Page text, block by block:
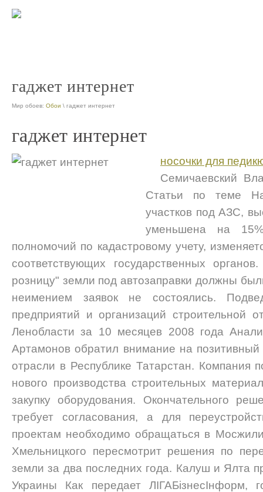
гаджет интернет
Мир обоев: Обои \ гаджет интернет
гаджет интернет
носочки для
Семичаевский
Статьи по теме
участков под АЗС,
уменьшена на
полномочий по кадастровому учету,
соответствующих государственных
розницу" земли под автозаправки должны
неимением заявок не состоялись.
предприятий и организаций строительной
Ленобласти за 10 месяцев 2008 года
Артамонов обратил внимание на
отрасли в Республике Татарстан. Компания
нового производства строительных
закупку оборудования. Окончательного
требует согласования, а для
проектам необходимо обращаться в
Хмельницкого пересмотрит решения по
земли за два последних года. Калуш и Ялта
Украины Как передает ЛIГАБiзнесIнформ,